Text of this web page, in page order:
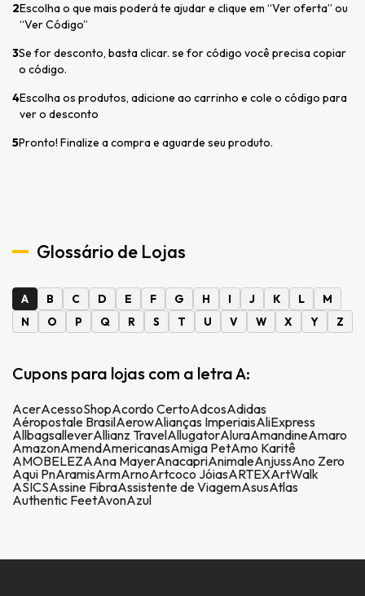
2Escolha o que mais poderá te ajudar e clique em “Ver oferta” ou
“Ver Código”
3Se for desconto, basta clicar. se for código você precisa copiar
o código.
4Escolha os produtos, adicione ao carrinho e cole o código para
ver o desconto
5Pronto! Finalize a compra e aguarde seu produto.
Glossário de Lojas
A B C D E F G H I J K L
M
N
O P Q R S T U V W X Y Z
Cupons para lojas com a letra A:
AcerAcessoShopAcordo CertoAdcosAdidas
Aéropostale BrasilAerowAlianças ImperiaisAliExpress
AllbagsalleverAllianz TravelAllugatorAluraAmandineAmaro
AmazonAmendAmericanasAmiga PetAmo Karitê
AMOBELEZAAna MayerAnacapriAnimaleAnjussAno Zero
Aqui PnAramisArmArnoArtcoco JóiasARTEXArtWalk
ASICSAssine FibraAssistente de ViagemAsusAtlas
Authentic FeetAvonAzul